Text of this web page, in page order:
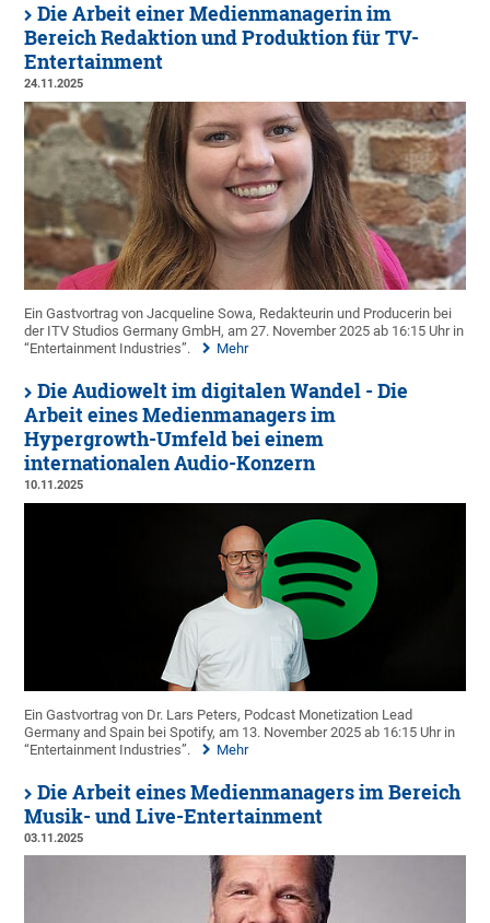
Die Arbeit einer Medienmanagerin im
Bereich Redaktion und Produktion für TV-
Entertainment
24.11.2025
Ein Gastvortrag von Jacqueline Sowa, Redakteurin und Producerin bei
der ITV Studios Germany GmbH, am 27. November 2025 ab 16:15 Uhr in
“Entertainment Industries”.
Mehr
Die Audiowelt im digitalen Wandel - Die
Arbeit eines Medienmanagers im
Hypergrowth-Umfeld bei einem
internationalen Audio-Konzern
10.11.2025
Ein Gastvortrag von Dr. Lars Peters, Podcast Monetization Lead
Germany and Spain bei Spotify, am 13. November 2025 ab 16:15 Uhr in
“Entertainment Industries”.
Mehr
Die Arbeit eines Medienmanagers im Bereich
Musik- und Live-Entertainment
03.11.2025